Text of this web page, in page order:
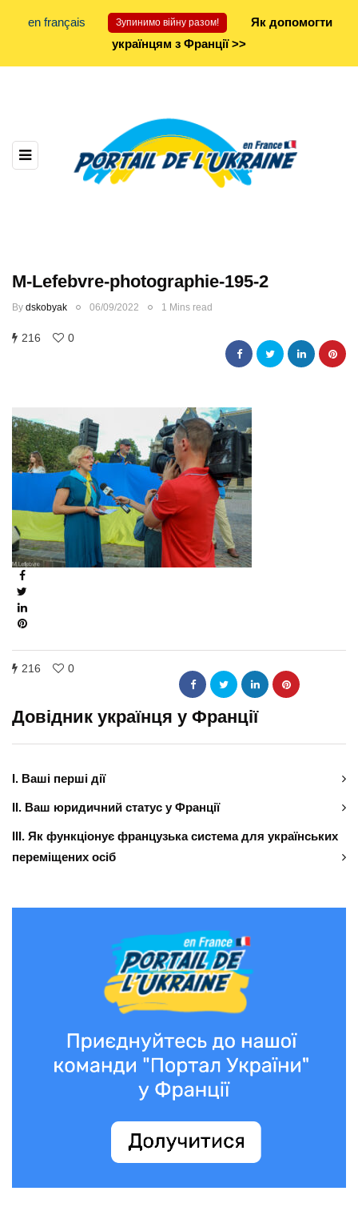
en français Зупинимо війну разом!
Як допомогти
українцям з Франції >>
M-Lefebvre-photographie-195-2
By dskobyak 06/09/2022 1 Mins read
216 0
216 0
Довідник українця у Франції
І. Ваші перші дії
ІІ. Ваш юридичний статус у Франції
ІІІ. Як функціонує французька система для українських
переміщених осіб